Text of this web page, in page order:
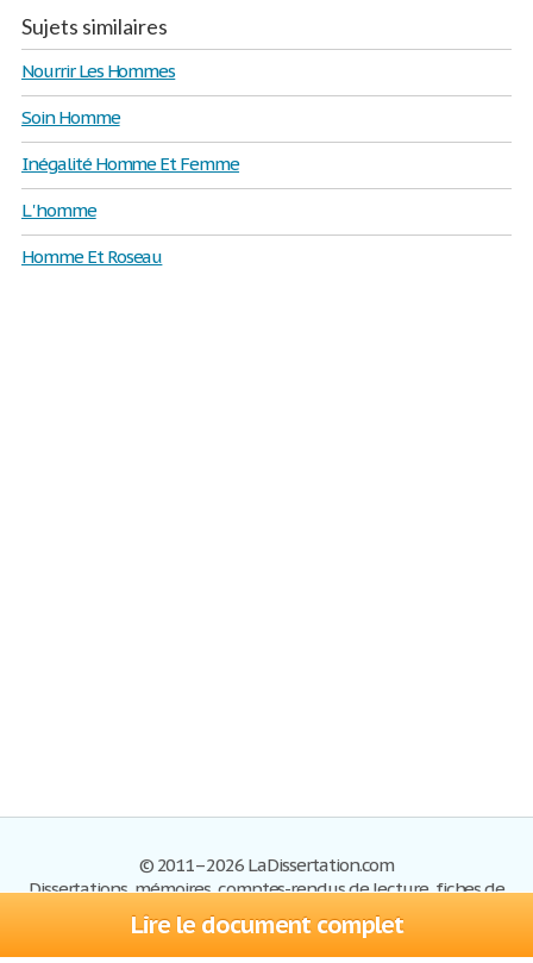
Lire le document complet
Sujets similaires
Nourrir Les Hommes
Soin Homme
Inégalité Homme Et Femme
L 'homme
Homme Et Roseau
© 2011–2026 LaDissertation.com
Dissertations, mémoires, comptes-rendus de lecture, fiches de
lectures, exemples du BAC